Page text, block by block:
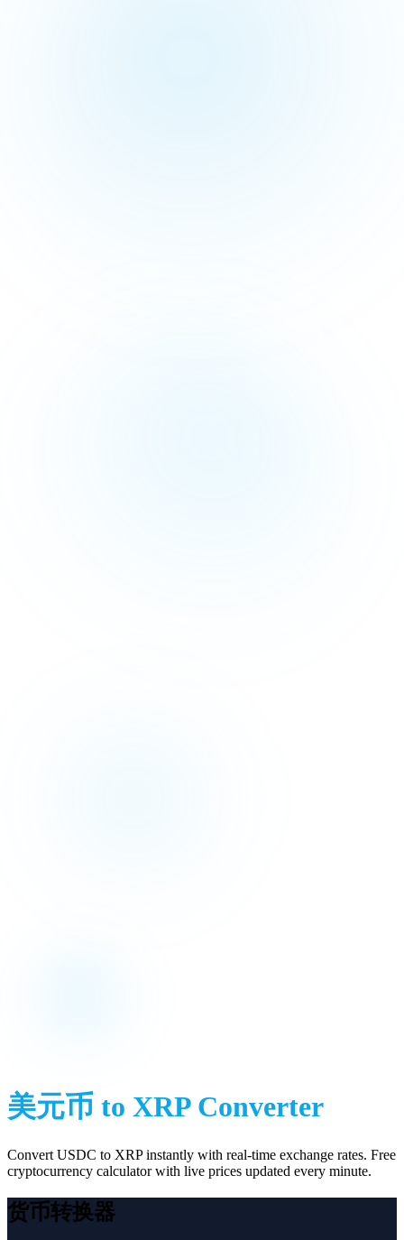
美元币 to XRPConverter
Convert USDC to XRPinstantly with real-time exchange rates. Free
cryptocurrency calculator with live prices updated every minute.
货币转换器